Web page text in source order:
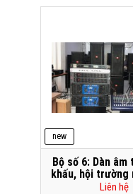
new
Bộ số 6: Dàn âm
khấu, hội
Liên hệ